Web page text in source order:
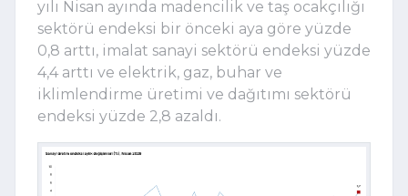
yılı Nisan ayında madencilik ve taş ocakçılığı
sektörü endeksi bir önceki aya göre yüzde
0,8 arttı, imalat sanayi sektörü endeksi yüzde
4,4 arttı ve elektrik, gaz, buhar ve
iklimlendirme üretimi ve dağıtımı sektörü
endeksi yüzde 2,8 azaldı.